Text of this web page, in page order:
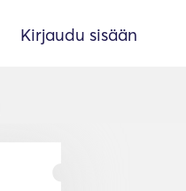
Kirjaudu sisään